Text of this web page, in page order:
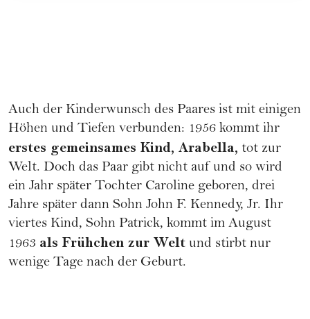
Auch der Kinderwunsch des Paares ist mit einigen
Höhen und Tiefen verbunden: 1956 kommt ihr
erstes gemeinsames Kind, Arabella, tot zur
Welt. Doch das Paar gibt nicht auf und so wird
ein Jahr später Tochter Caroline geboren, drei
Jahre später dann Sohn John F. Kennedy, Jr. Ihr
viertes Kind, Sohn Patrick, kommt im August
1963 als Frühchen zur Welt und stirbt nur
wenige Tage nach der Geburt.